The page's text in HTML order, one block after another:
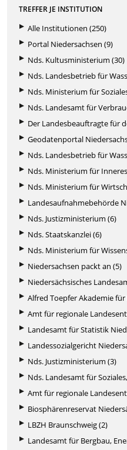
TREFFER JE INSTITUTION
Alle Institutionen (250)
Portal Niedersachsen (9)
Nds. Kultusministerium (30)
Nds. Landesbetrieb für
Nds. Ministerium für
Nds. Landesamt für
Der Landesbeauftragte für
Geodatenportal
Nds. Landesbetrieb für
Nds. Ministerium für
Nds. Ministerium für
Landesaufnahmebehörde
Nds. Justizministerium (6)
Nds. Staatskanzlei (6)
Nds. Ministerium für
Niedersachsen packt an (5)
Niedersächsisches
Alfred Toepfer Akademie
Amt für regionale
Landesamt für Statistik
Landessozialgericht
Nds. Justizministerium (3)
Nds. Landesamt für
Amt für regionale
Biosphärenreservat
LBZH Braunschweig (2)
Landesamt für Bergbau,